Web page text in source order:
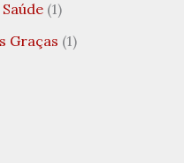
(1)
Graças (1)